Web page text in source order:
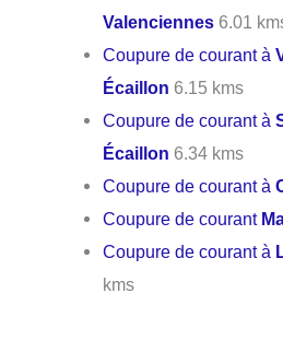
Valenciennes 6.01
Coupure de courant à
Écaillon 6.15 kms
Coupure de courant à
Écaillon 6.34 kms
Coupure de courant à
Coupure de courant
Coupure de courant à
kms